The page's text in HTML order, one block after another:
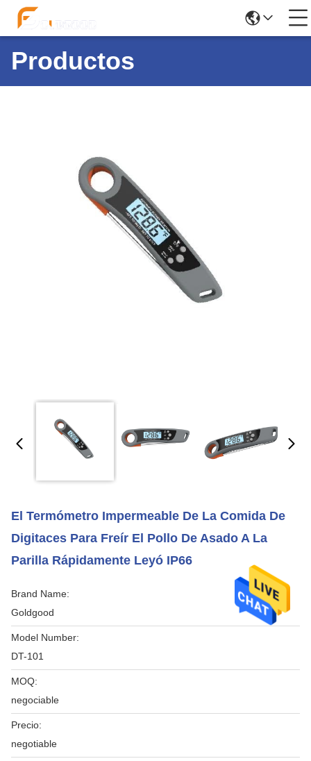
Productos
El Termómetro Impermeable De La Comida De
Digitaces Para Freír El Pollo De Asado A La
Parilla Rápidamente Leyó IP66
Brand Name:
Goldgood
Model Number:
DT-101
MOQ:
negociable
Precio:
negotiable